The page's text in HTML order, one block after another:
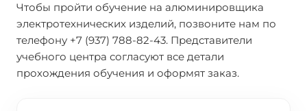
Чтобы пройти обучение на алюминировщика
электротехнических изделий, позвоните нам по
телефону +7 (937) 788-82-43. Представители
учебного центра согласуют все детали
прохождения обучения и оформят заказ.